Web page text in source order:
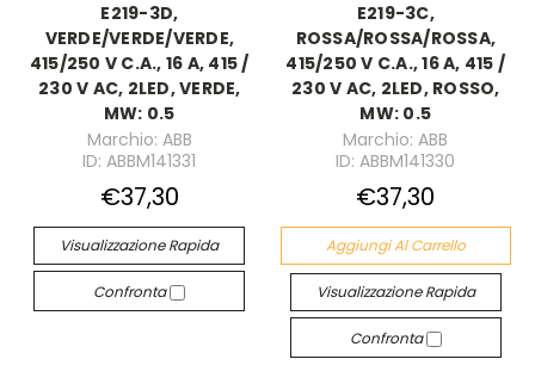
E219-3D,
VERDE/VERDE/VERDE,
415/250 V C.A., 16 A, 415 /
230 V AC, 2LED, VERDE,
MW: 0.5
Marchio: ABB
ID: ABBM141331
€37,30
Visualizzazione Rapida
Confronta
E219-3C,
ROSSA/ROSSA/ROSSA,
415/250 V C.A., 16 A, 415 /
230 V AC, 2LED, ROSSO,
MW: 0.5
Marchio: ABB
ID: ABBM141330
€37,30
Aggiungi Al Carrello
Visualizzazione Rapida
Confronta